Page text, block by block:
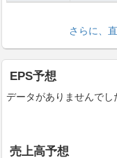
さらに、
EPS予想
データがありませんでし
売上高予想